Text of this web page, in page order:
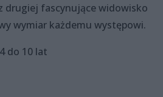
drugiej fascynujące widowisko
wymiar każdemu występowi.
do 10 lat